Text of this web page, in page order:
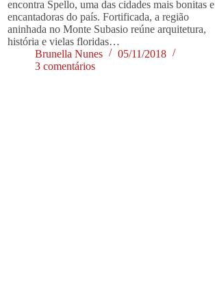
encontra Spello, uma das cidades mais bonitas e
encantadoras do país. Fortificada, a região
aninhada no Monte Subasio reúne arquitetura,
história e vielas floridas…
Brunella Nunes
05/11/2018
3 comentários